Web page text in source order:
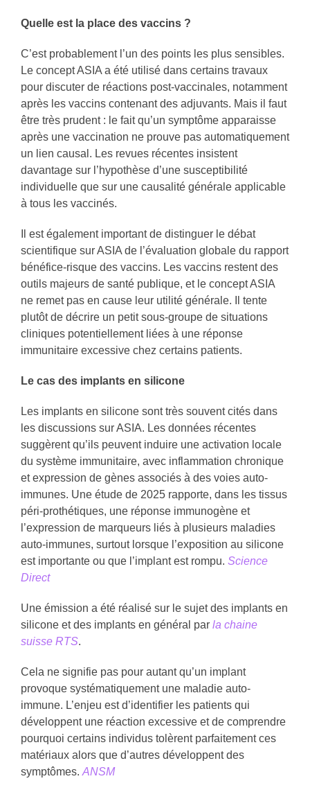
Quelle est la place des vaccins ?
C’est probablement l’un des points les plus sensibles.
Le concept ASIA a été utilisé dans certains travaux
pour discuter de réactions post-vaccinales, notamment
après les vaccins contenant des adjuvants. Mais il faut
être très prudent : le fait qu’un symptôme apparaisse
après une vaccination ne prouve pas automatiquement
un lien causal. Les revues récentes insistent
davantage sur l’hypothèse d’une susceptibilité
individuelle que sur une causalité générale applicable
à tous les vaccinés.
Il est également important de distinguer le débat
scientifique sur ASIA de l’évaluation globale du rapport
bénéfice-risque des vaccins. Les vaccins restent des
outils majeurs de santé publique, et le concept ASIA
ne remet pas en cause leur utilité générale. Il tente
plutôt de décrire un petit sous-groupe de situations
cliniques potentiellement liées à une réponse
immunitaire excessive chez certains patients.
Le cas des implants en silicone
Les implants en silicone sont très souvent cités dans
les discussions sur ASIA. Les données récentes
suggèrent qu’ils peuvent induire une activation locale
du système immunitaire, avec inflammation chronique
et expression de gènes associés à des voies auto-
immunes. Une étude de 2025 rapporte, dans les tissus
péri-prothétiques, une réponse immunogène et
l’expression de marqueurs liés à plusieurs maladies
auto-immunes, surtout lorsque l’exposition au silicone
est importante ou que l’implant est rompu. Science
Direct
Une émission a été réalisé sur le sujet des implants en
silicone et des implants en général par la chaine
suisse RTS.
Cela ne signifie pas pour autant qu’un implant
provoque systématiquement une maladie auto-
immune. L’enjeu est d’identifier les patients qui
développent une réaction excessive et de comprendre
pourquoi certains individus tolèrent parfaitement ces
matériaux alors que d’autres développent des
symptômes. ANSM